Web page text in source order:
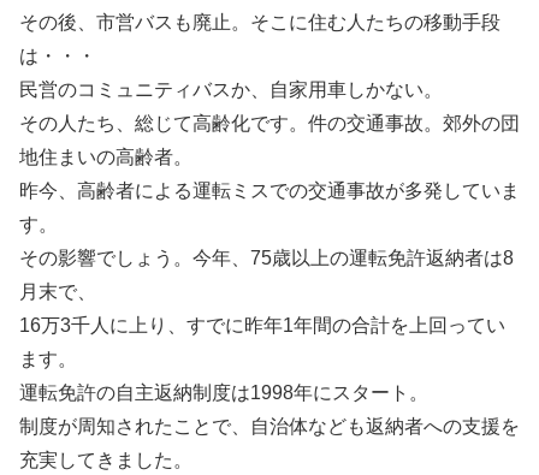
その後、市営バスも廃止。そこに住む人たちの移動手段
は・・・
民営のコミュニティバスか、自家用車しかない。
その人たち、総じて高齢化です。件の交通事故。郊外の団
地住まいの高齢者。
昨今、高齢者による運転ミスでの交通事故が多発していま
す。
その影響でしょう。今年、75歳以上の運転免許返納者は8
月末で、
16万3千人に上り、すでに昨年1年間の合計を上回ってい
ます。
運転免許の自主返納制度は1998年にスタート。
制度が周知されたことで、自治体なども返納者への支援を
充実してきました。